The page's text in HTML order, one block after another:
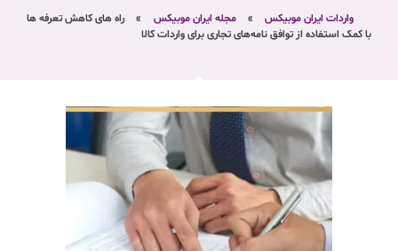
واردات ایران موبیکس » مجله ایران موبیکس »
راه های کاهش تعرفه ها
با کمک استفاده از توافق‌ نامه‌های تجاری برای واردات کالا